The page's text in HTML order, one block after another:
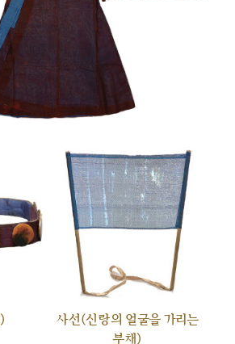
사선(신랑의 얼굴을 가리는
부채)